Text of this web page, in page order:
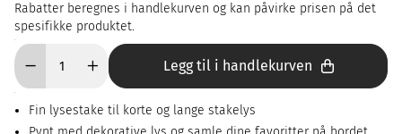
Rabatter beregnes i handlekurven og kan påvirke prisen på det
spesifikke produktet.
Legg til i handlekurven
Fin lysestake til korte og lange stakelys